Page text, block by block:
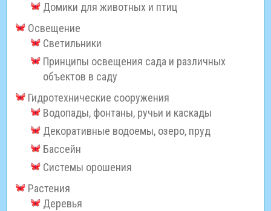
Домики для животных и птиц
Освещение
Светильники
Принципы освещения сада и различных
объектов в саду
Гидротехнические сооружения
Водопады, фонтаны, ручьи и каскады
Декоративные водоемы, озеро, пруд
Бассейн
Системы орошения
Растения
Деревья